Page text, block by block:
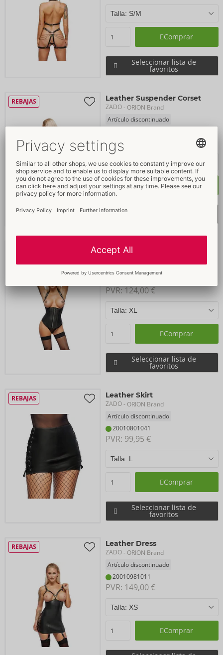
Comprar
Seleccionar lista de
favoritos
REBAJAS Leather Suspender Corset
ZADO- ORION Brand
Artículo discontinuado
PVR:
Comprar
Leather Corset
ZADO - ORION Brand
PVR: 124,00 €
Comprar
Seleccionar lista de
favoritos
REBAJAS Leather Skirt
ZADO- ORION Brand
Artículo discontinuado
20010801041
PVR: 99,95 €
Comprar
Seleccionar lista de
favoritos
REBAJAS Leather Dress
ZADO- ORION Brand
Artículo discontinuado
20010981011
PVR: 149,00 €
Comprar